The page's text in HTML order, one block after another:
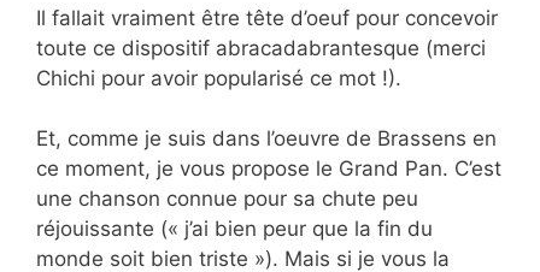
Il fallait vraiment être tête d’oeuf pour concevoir
toute ce dispositif abracadabrantesque (merci
Chichi pour avoir popularisé ce mot !).
Et, comme je suis dans l’oeuvre de Brassens en
ce moment, je vous propose le Grand Pan. C’est
une chanson connue pour sa chute peu
réjouissante (« j’ai bien peur que la fin du
monde soit bien triste »). Mais si je vous la